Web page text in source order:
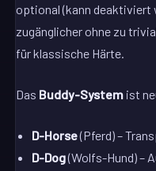
optional (kann deaktiviert
zugänglicher ohne zu
für klassische Härte.
Das Buddy-System ist
D-Horse(Pferd) –
D-Dog(Wolfs-Hund) –